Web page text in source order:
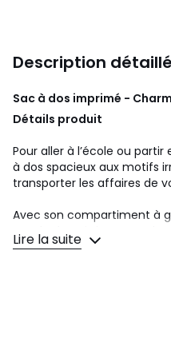
Description
Sac à dos imprimé -
Détails produit
Pour aller à l’école ou
à dos spacieux aux motifs
transporter les affaires de
Avec son compartiment à
sangle de poitrine et ses
porté confortablement
Lire la suite